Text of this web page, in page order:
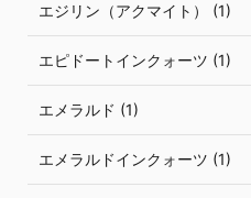
エジリン（アクマイト） (1)
エピドートインクォーツ (1)
エメラルド (1)
エメラルドインクォーツ (1)